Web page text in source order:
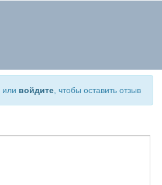
или войдите , чтобы оставить отзыв